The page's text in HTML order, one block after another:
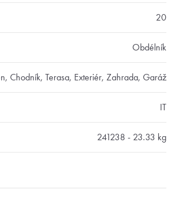
20
Obdélník
Chodník, Terasa, Exteriér, Zahrada, Garáž
IT
241238 - 23.33 kg